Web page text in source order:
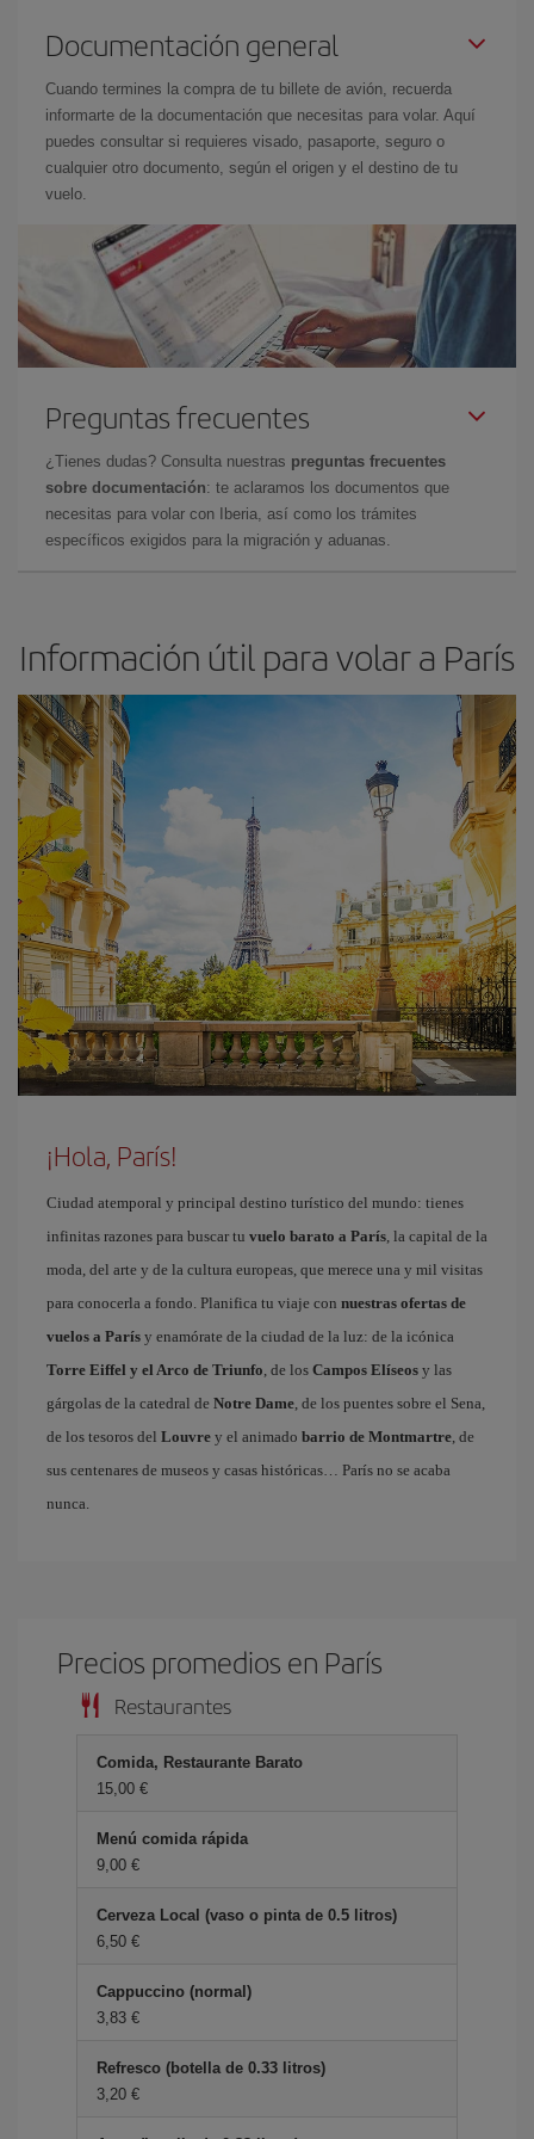
Documentación general
Cuando termines la compra de tu billete de avión, recuerda
informarte de la documentación que necesitas para volar. Aquí
puedes consultar si requieres visado, pasaporte, seguro o
cualquier otro documento, según el origen y el destino de tu
vuelo.
Preguntas frecuentes
¿Tienes dudas? Consulta nuestras preguntas frecuentes
sobre documentación: te aclaramos los documentos que
necesitas para volar con Iberia, así como los trámites
específicos exigidos para la migración y aduanas.
Información útil para volar a París
¡Hola, París!
Ciudad atemporal y principal destino turístico del mundo: tienes
infinitas razones para buscar tu vuelo barato a París, la capital de la
moda, del arte y de la cultura europeas, que merece una y mil visitas
para conocerla a fondo. Planifica tu viaje con nuestras ofertas de
vuelos a París y enamórate de la ciudad de la luz: de la icónica
Torre Eiffel y el Arco de Triunfo, de los Campos Elíseos y las
gárgolas de la catedral de Notre Dame, de los puentes sobre el Sena,
de los tesoros del Louvre y el animado barrio de Montmartre, de
sus centenares de museos y casas históricas… París no se acaba
nunca.
Precios promedios en París
Restaurantes
Comida, Restaurante Barato
15,00
Menú comida rápida
9,00
Cerveza Local (vaso o pinta de 0.5 litros)
6,50
Cappuccino (normal)
3,83
Refresco (botella de 0.33 litros)
3,20